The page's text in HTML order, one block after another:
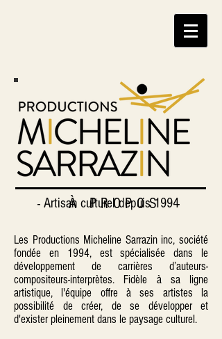
Artisan culturel depuis 1994
- À PROPOS -
Les Productions Micheline Sarrazin inc, société
fondée en 1994, est spécialisée dans le
développement de carrières d’auteurs-
compositeurs-interprètes. Fidèle à sa ligne
artistique, l'équipe offre à ses artistes la
possibilité de créer, de se développer et
d'exister pleinement dans le paysage culturel.